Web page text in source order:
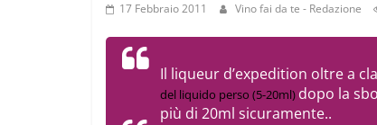
17 Febbraio 2011 Vino fai da te - Redazione
Il liqueur d’expedition oltre a
del liquido perso (5-20ml) dopo la
più di 20ml sicuramente..